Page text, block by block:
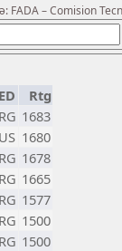
FADA – Comision
Rtg
1683
1680
1678
1665
1577
1500
1500